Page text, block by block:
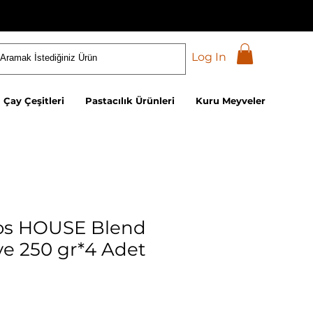
Log In
Çay Çeşitleri Pastacılık Ürünleri Kuru Meyveler
HOUSE Blend
250 gr*4 Adet